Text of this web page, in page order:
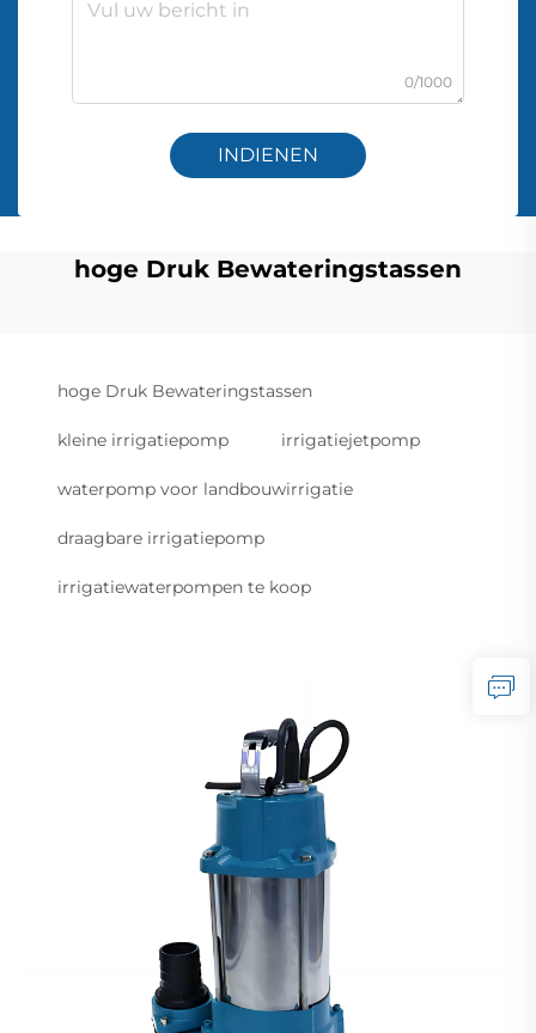
0/1000
INDIENEN
hoge Druk Bewateringstassen
hoge Druk Bewateringstassen
kleine irrigatiepomp irrigatiejetpomp
waterpomp voor landbouwirrigatie
draagbare irrigatiepomp
irrigatiewaterpompen te koop